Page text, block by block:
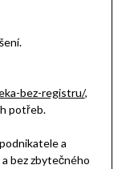
bez-registru/,
potřeb.
a
bez zbytečného